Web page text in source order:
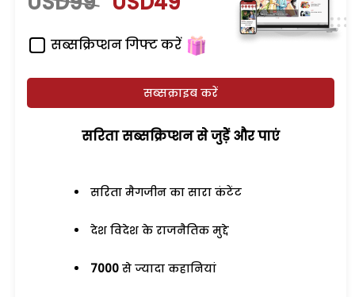
सब्सक्रिप्शन गिफ्ट करें
सब्सक्राइब करें
सरिता सब्सक्रिप्शन से जुड़ेें और पाएं
सरिता मैगजीन का सारा कंटेंट
देश विदेश के राजनैतिक मुद्दे
7000 से ज्यादा कहानियां